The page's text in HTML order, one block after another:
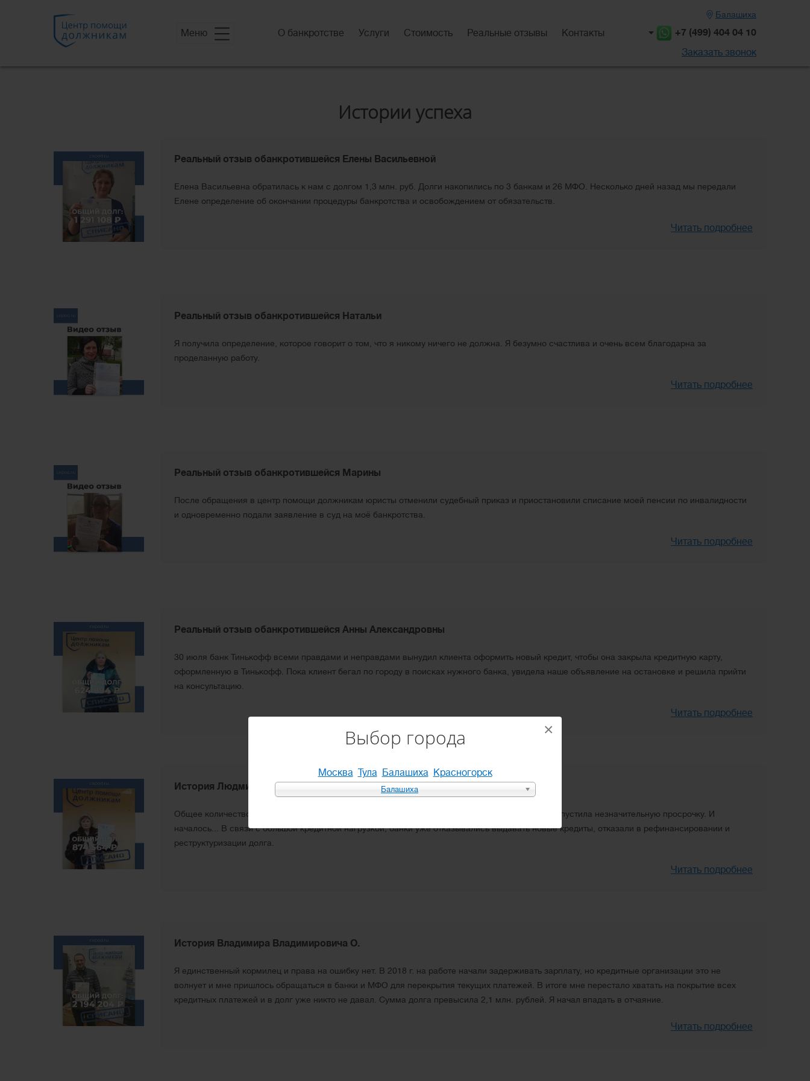
Выбор города
Москва Тула Балашиха Красногорск
Балашиха
×
Меню О банкротстве Услуги Стоимость Реальные отзывы Контакты
Балашиха
+7 (499) 404 04 10
Заказать звонок
Истории успеха
Реальный отзыв обанкротившейся Елены Васильевной
Елена Васильевна обратилась к нам с долгом 1,3 млн. руб. Долги накопились по 3 банкам и 26 МФО. Несколько дней назад мы передали
Елене определение об окончании процедуры банкротства и освобождением от обязательств.
Читать подробнее
Реальный отзыв обанкротившейся Натальи
Я получила определение, которое говорит о том, что я никому ничего не должна. Я безумно счастлива и очень всем благодарна за
проделанную работу.
Читать подробнее
Реальный отзыв обанкротившейся Марины
После обращения в центр помощи должникам юристы отменили судебный приказ и приостановили списание моей пенсии по инвалидности
и одновременно подали заявление в суд на моё банкротства.
Читать подробнее
Реальный отзыв обанкротившейся Анны Александровны
30 июля банк Тинькофф всеми правдами и неправдами вынудил клиента оформить новый кредит, чтобы она закрыла кредитную карту,
оформленную в Тинькофф. Пока клиент бегал по городу в поисках нужного банка, увидела наше объявление на остановке и решила прийти
на консультацию.
Читать подробнее
История Людмилы Ивановной М.
Общее количество займов свыше 15 штук. Сначала справлялась, но как это всегда бывает, допустила незначительную просрочку. И
началось... В связи с большой кредитной нагрузкой, банки уже отказывались выдавать новые кредиты, отказали в рефинансировании и
реструктуризации долга.
Читать подробнее
История Владимира Владимировича О.
Я единственный кормилец и права на ошибку нет. В 2018 г. на работе начали задерживать зарплату, но кредитные организации это не
волнует и мне пришлось обращаться в банки и МФО для перекрытия текущих платежей. В итоге мне перестало хватать на покрытие всех
кредитных платежей и в долг уже никто не давал. Сумма долга превысила 2,1 млн. рублей. Я начал впадать в отчаяние.
Читать подробнее